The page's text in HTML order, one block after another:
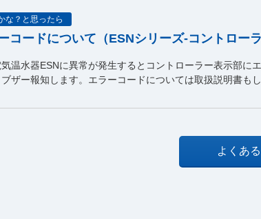
な？と思ったら
コードについて（ESNシリーズ-コントローラ
温水器ESNに異常が発生するとコントローラー表示部
ザー報知します。エラーコードについては取扱説明書も
よくあ